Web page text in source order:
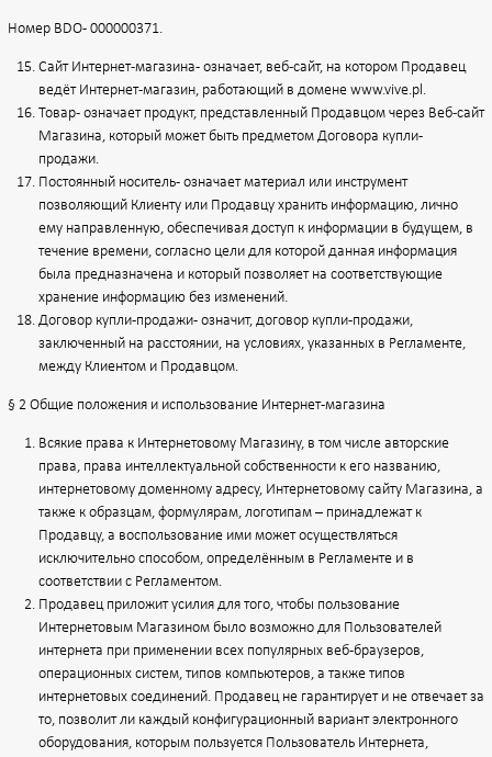
Номер BDO - 000000371.
Сайт Интернет-магазина - означает, веб-сайт, на котором Продавец
ведёт Интернет-магазин, работающий в домене www.vive.pl.
Товар - означает продукт, представленный Продавцом через Веб-сайт
Магазина, который может быть предметом Договора купли-
продажи.
Постоянный носитель - означает материал или инструмент
позволяющий Клиенту или Продавцу хранить информацию, лично
ему направленную, обеспечивая доступ к информации в будущем, в
течение времени, согласно цели для которой данная информация
была предназначена и который позволяет на соответствующие
хранение информацию без изменений.
Договор купли-продажи - означит, договор купли-продажи,
заключенный на расстоянии, на условиях, указанных в Регламенте,
между Клиентом и Продавцом.
§ 2 Общие положения и использование Интернет-магазина
Всякие права к Интернетовому Магазину, в том числе авторские
права, права интеллектуальной собственности к его названию,
интернетовому доменному адресу, Интернетовому сайту Магазина, а
также к образцам, формулярам, логотипам – принадлежат к
Продавцу, а воспользование ими может осуществляться
исключительно способом, определённым в Регламенте и в
соответствии с Регламентом.
Продавец приложит усилия для того, чтобы пользование
Интернетовым Магазином было возможно для Пользователей
интернета при применении всех популярных веб-браузеров,
операционных систем, типов компьютеров, а также типов
интернетовых соединений. Продавец не гарантирует и не отвечает за
то, позволит ли каждый конфигурационный вариант электронного
оборудования, которым пользуется Пользователь Интернета,